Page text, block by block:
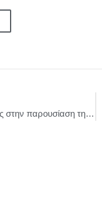
Ο Πρωθυπουργός Κυρ, Μητσοτάκης στην παρουσίαση της νέας υπηρεσίας του ΕΟΠΥΥ για την αποστολή φαρμάκων κατ’ οίκον